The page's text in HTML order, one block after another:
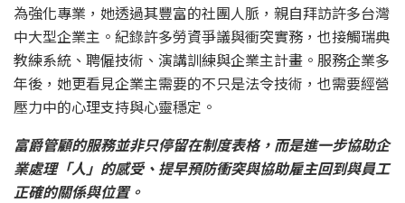
為強化專業，她透過其豐富的社團人脈，親自拜訪許多台灣
中大型企業主。紀錄許多勞資爭議與衝突實務，也接觸瑞典
教練系統、聘僱技術、演講訓練與企業主計畫。服務企業多
年後，她更看見企業主需要的不只是法令技術，也需要經營
壓力中的心理支持與心靈穩定。
富爵管顧的服務並非只停留在制度表格，而是進一步協助企
業處理「人」的感受、提早預防衝突與協助雇主回到與員工
正確的關係與位置。